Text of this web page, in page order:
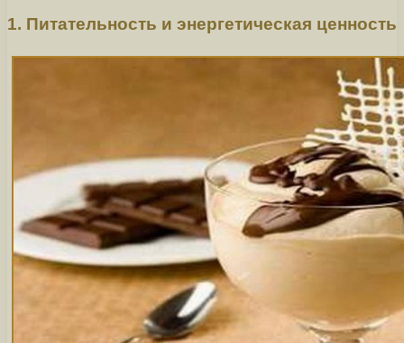
1. Питательность и энергетическая ценность